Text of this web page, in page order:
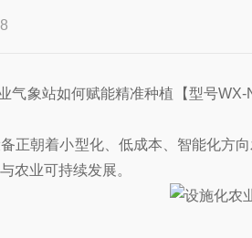
象站如何赋能精准种植【型号
朝着小型化、低成本、智能化方
农业可持续发展。